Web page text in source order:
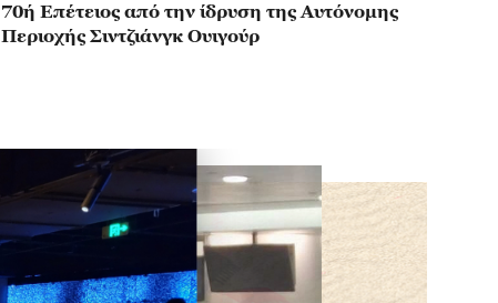
70ή Επέτειος από την ίδρυση της Αυτόνομης
Περιοχής Σιντζιάνγκ Ουιγούρ